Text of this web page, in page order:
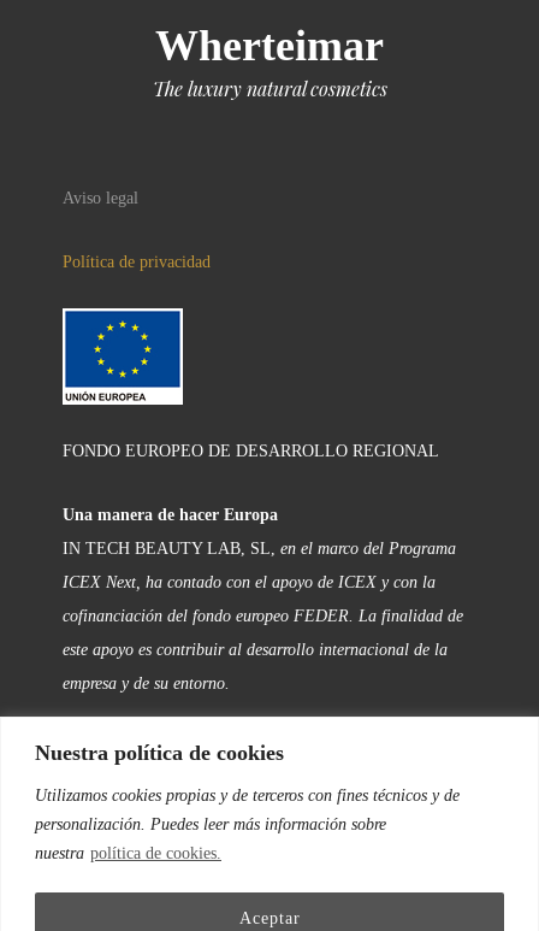
Nuestra política de cookies
Utilizamos cookies propias y de terceros con fines técnicos y de
personalización. Puedes leer más información sobre
nuestra política de cookies.
Aceptar
Wherteimar
The luxury natural cosmetics
Aviso legal
Política de privacidad
FONDO EUROPEO DE DESARROLLO REGIONAL
Una manera de hacer Europa
IN TECH BEAUTY LAB, SL, en el marco del Programa
ICEX Next, ha contado con el apoyo de ICEX y con la
cofinanciación del fondo europeo FEDER. La finalidad de
este apoyo es contribuir al desarrollo internacional de la
empresa y de su entorno.
FOLLOW US
Facebook